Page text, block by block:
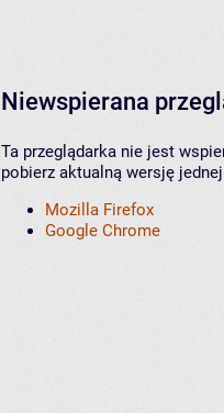
Niewspierana
Ta przeglądarka nie jest
pobierz aktualną wersję
Mozilla Firefox
Google Chrome